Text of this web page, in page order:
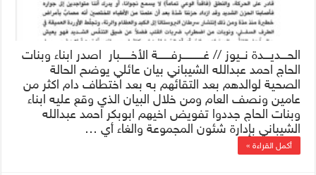
الحـــديـــدة نــيوز // غــــــــــرفــــــة الأخـــــبار اصدر ابناء وبنات
الحاج احمد عبدالله الشيباني بيان عائلي يوضح الحالة
الصحية لوالدهم بعد التقائهم به بعد اختطاف دام اكثر من
عامين ونصف العام ومن خلال البيان الذي وقع عليه ابناء
وبنات الحاج جددوا تفويض اخيهم ابوبكر احمد عبدالله
الشيباني بإدارة شئون المجموعة والغاء أي …
أكمل القراءة »